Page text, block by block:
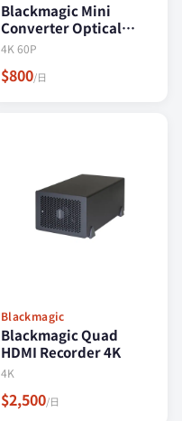
Blackmagic Mini
Converter Optical
Fiber 12G 4K 60P
4K 60P
$800/日
Blackmagic
Blackmagic Quad
HDMI Recorder 4K
4K
$2,500/日